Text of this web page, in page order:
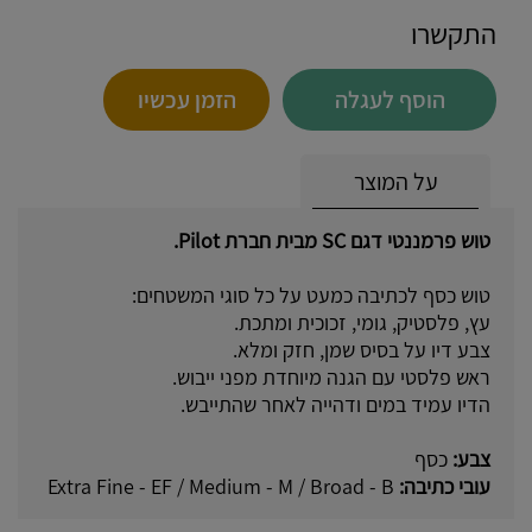
התקשרו
הוסף לעגלה הזמן עכשיו
על המוצר
טוש פרמננטי דגם SC מבית חברת Pilot.
טוש כסף לכתיבה כמעט על כל סוגי המשטחים:
עץ, פלסטיק, גומי, זכוכית ומתכת.
צבע דיו על בסיס שמן, חזק ומלא.
ראש פלסטי עם הגנה מיוחדת מפני ייבוש.
הדיו עמיד במים ודהייה לאחר שהתייבש.
צבע: כסף
עובי כתיבה: Extra Fine - EF / Medium - M / Broad - B